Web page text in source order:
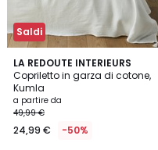
Saldi
LA REDOUTE INTERIEURS
Copriletto in garza di cotone,
Kumla
a partire da
49,99 €
24,99 € -50%
4,1
/ 5
6
Colori